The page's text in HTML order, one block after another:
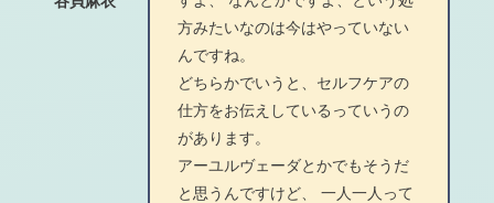
方みたいなのは今はやっていない
んですね。
どちらかでいうと、セルフケアの
仕方をお伝えしているっていうの
があります。
アーユルヴェーダとかでもそうだ
と思うんですけど、 一人一人って